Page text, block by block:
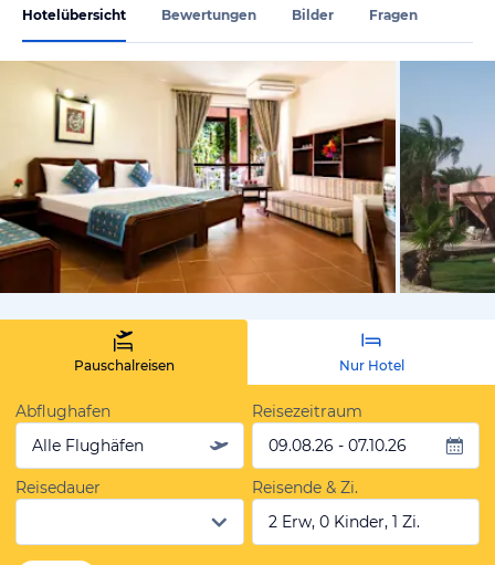
Hotelübersicht Bewertungen Bilder Fragen
vom
Pauschalreisen Nur Hotel
Abflughafen
Alle Flughäfen
Reisezeitraum
09.08.26 - 07.10.26
Reisedauer
Reisende & Zi.
2 Erw, 0 Kinder, 1 Zi.